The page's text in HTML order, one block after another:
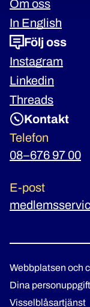
Om oss
In English
Följ oss
Instagram
Linkedin
Threads
Kontakt
Telefon
08–676 97 00
E-post
Webbplatsen och
Dina
Visselblåsartjänst